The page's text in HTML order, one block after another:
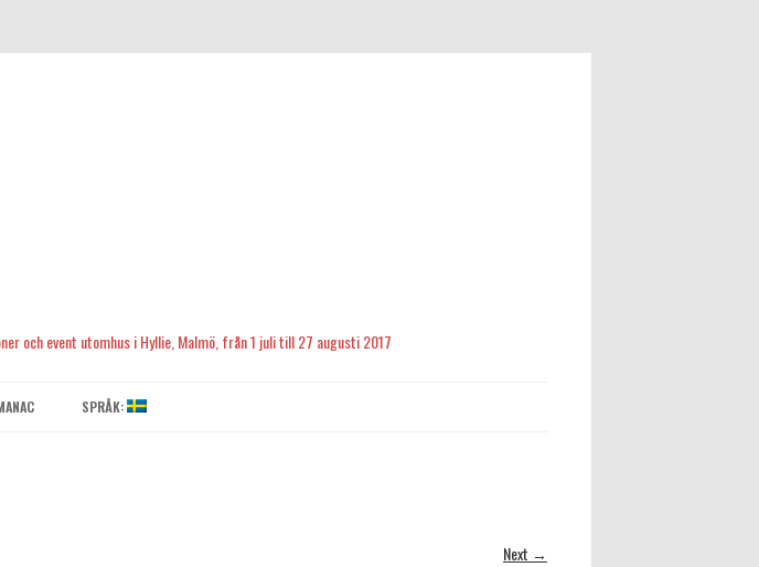
och event utomhus i Hyllie, Malmö, från 1 juli till 27 augusti 2017
to
content
SPRÅK:
Next →